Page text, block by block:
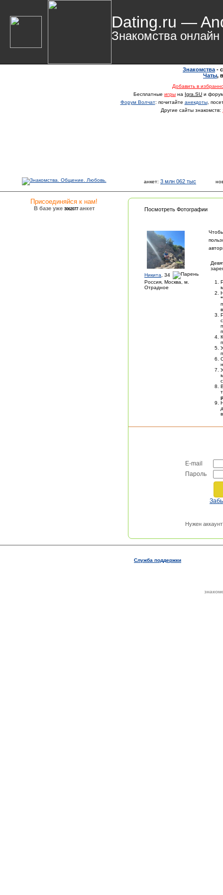
Dating.ru —
Знакомства онлайн
Знакомства -
Чаты,
Добавить в
Бесплатные игры на Igra.SU и
Форум Волчат: почитайте анекдоты,
Другие сайты знакомств:
анкет: 3 млн 062 тыс
Присоединяйся к нам!
В базе уже 3062077анкет Посмотреть Фотографии
Никита , 34
Россия, Москва, м.
Отрадное
E-mail
Пароль
Нужен
Служба поддержки